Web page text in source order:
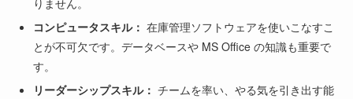
りません。
コンピュータスキル： 在庫管理ソフトウェアを使いこなすこ
とが不可欠です。データベースや MS Office の知識も重要で
す。
リーダーシップスキル： チームを率い、やる気を引き出す能